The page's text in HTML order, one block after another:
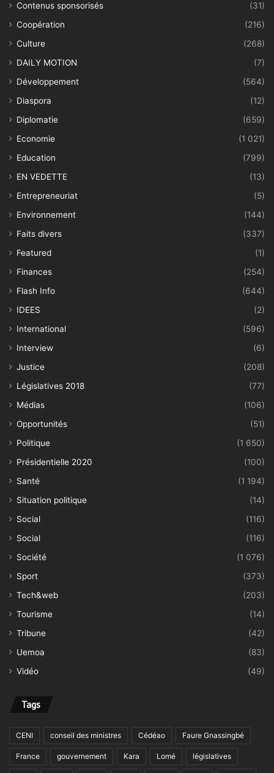
Contenus sponsorisés
(31)
Coopération
(216)
Culture
(268)
DAILY MOTION
(7)
Développement
(564)
Diaspora
(12)
Diplomatie
(659)
Economie
(1 021)
Education
(799)
EN VEDETTE
(13)
Entrepreneuriat
(5)
Environnement
(144)
Faits divers
(337)
Featured
(1)
Finances
(254)
Flash Info
(644)
IDEES
(2)
International
(596)
Interview
(6)
Justice
(208)
Législatives 2018
(77)
Médias
(106)
Opportunités
(51)
Politique
(1 650)
Présidentielle 2020
(100)
Santé
(1 194)
Situation politique
(14)
Social
(116)
Social
(116)
Société
(1 076)
Sport
(373)
Tech&web
(203)
Tourisme
(14)
Tribune
(42)
Uemoa
(83)
Vidéo
(49)
Tags
CENI conseil des ministres Cédéao Faure Gnassingbé
France gouvernement Kara Lomé législatives